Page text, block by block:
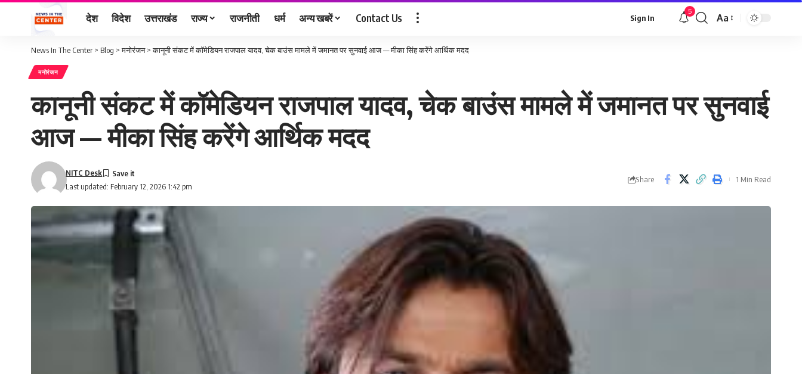
देश विदेश उत्तराखंड राज्य राजनीती धर्म अन्य खबरें Contact Us Sign In
5
Font
Aa
News In The Center > Blog >मनोरंजन>कानूनी संकट में कॉमेडियन राजपाल यादव, चेक बाउंस मामले में जमानत पर सुनवाई आज — मीका सिंह करेंगे आर्थिक मदद
मनोरंजन
कानूनी संकट में कॉमेडियन राजपाल यादव, चेक बाउंस मामले में जमानत पर सुनवाई
आज — मीका सिंह करेंगे आर्थिक मदद
Last updated: February 12, 2026 1:42 pm
NITC Desk
Share 1 Min Read